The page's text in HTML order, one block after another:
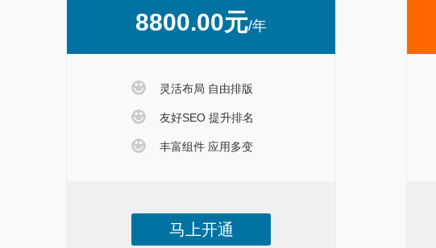
8800.00元/年
灵活布局 自由排版
友好SEO 提升排名
丰富组件 应用多变
马上开通